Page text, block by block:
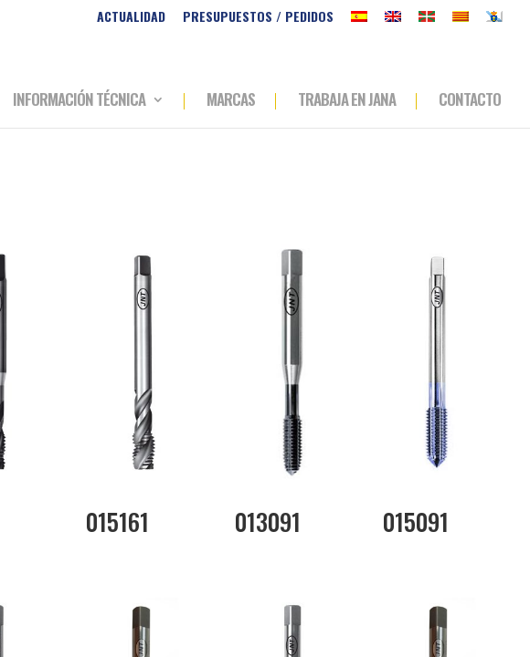
ACTUALIDAD PRESUPUESTOS / PEDIDOS
INFORMACIÓN TÉCNICA MARCAS TRABAJA EN JANA CONTACTO
015161 013091 015091